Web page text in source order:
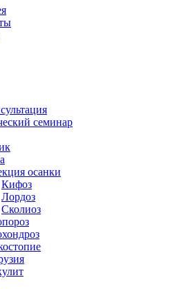
семинар
осанки
Кифоз
Лордоз
Сколиоз